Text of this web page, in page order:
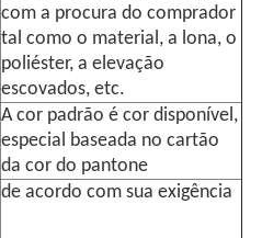
com a procura do comprador
tal como o material, a lona, o
poliéster, a elevação
escovados, etc.
A cor padrão é cor disponível,
especial baseada no cartão
da cor do pantone
de acordo com sua exigência